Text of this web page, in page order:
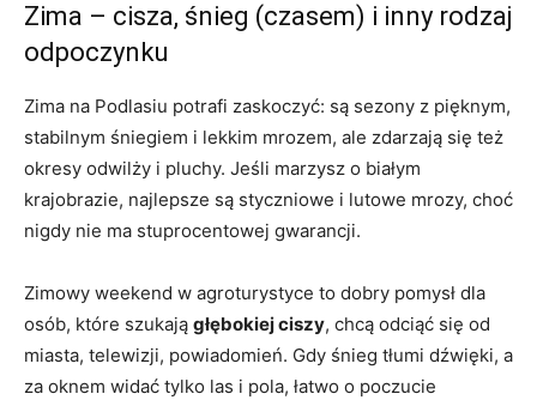
Zima – cisza, śnieg (czasem) i inny rodzaj
odpoczynku
Zima na Podlasiu potrafi zaskoczyć: są sezony z pięknym,
stabilnym śniegiem i lekkim mrozem, ale zdarzają się też
okresy odwilży i pluchy. Jeśli marzysz o białym
krajobrazie, najlepsze są styczniowe i lutowe mrozy, choć
nigdy nie ma stuprocentowej gwarancji.
Zimowy weekend w agroturystyce to dobry pomysł dla
osób, które szukają głębokiej ciszy, chcą odciąć się od
miasta, telewizji, powiadomień. Gdy śnieg tłumi dźwięki, a
za oknem widać tylko las i pola, łatwo o poczucie